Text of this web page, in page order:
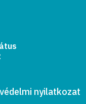
nyilatkozat